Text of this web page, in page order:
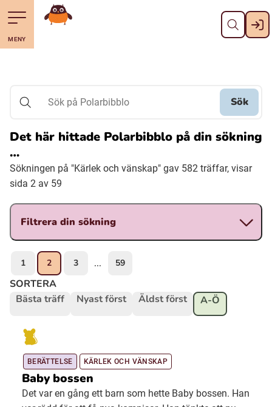
Till navigering av sidans innehåll
Hoppa till sidans huvudinnehåll Stäng
Davvisámegiella (Nordsamiska)
Bidumsámegiella (Pitesamiska)
Ubmejesámiengiälla (Umesamiska)
Arli (Romska)
MENY
Gå till startsidan
Sök på Polarbibblo
Sök
Det här hittade Polarbibblo på din sökning
…
Sökningen på "Kärlek och vänskap" gav 582 träffar, visar
sida 2 av 59
Filtrera din sökning
1 2 3 ... 59
SORTERA
Bästa träff
Nyast först Äldst först A-Ö
BERÄTTELSE KÄRLEK OCH VÄNSKAP
Baby bossen
Det var en gång ett barn som hette Baby bossen. Han